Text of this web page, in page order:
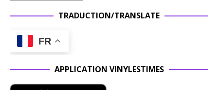
TRADUCTION/TRANSLATE
FR
APPLICATION VINYLESTIMES